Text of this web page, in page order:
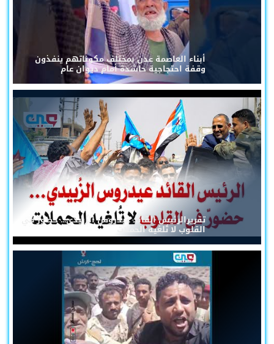
أبناء العاصمة عدن بمختلف مكوناتهم ينفذون
وقفة احتجاجية حاشدة أمام ديوان عام
تقريرالرئيس القائد عيدروس الزُبيدي... حضورٌ في
القلوب لا تُلغيه الحملات